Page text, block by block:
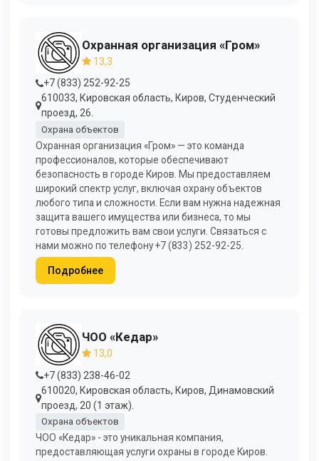
Охранная организация «Гром»
13,3
+7 (833) 252-92-25
610033, Кировская область, Киров, Студенческий
проезд, 26.
Охрана объектов
Охранная организация «Гром» — это команда
профессионалов, которые обеспечивают
безопасность в городе Киров. Мы предоставляем
широкий спектр услуг, включая охрану объектов
любого типа и сложности. Если вам нужна надежная
защита вашего имущества или бизнеса, то мы
готовы предложить вам свои услуги. Связаться с
нами можно по телефону +7 (833) 252-92-25.
Подробнее
ЧОО «Кедар»
13,0
+7 (833) 238-46-02
610020, Кировская область, Киров, Динамовский
проезд, 20 (1 этаж).
Охрана объектов
ЧОО «Кедар» - это уникальная компания,
предоставляющая услуги охраны в городе Киров.